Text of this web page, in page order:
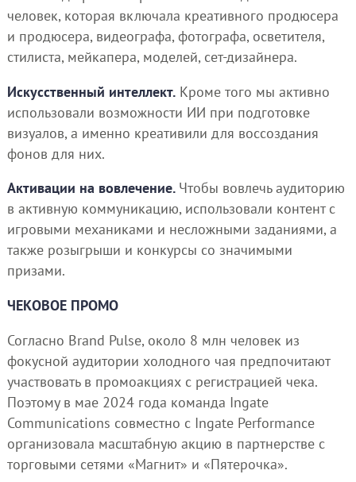
человек, которая включала креативного продюсера
и продюсера, видеографа, фотографа, осветителя,
стилиста, мейкапера, моделей, сет-дизайнера.
Искусственный интеллект.Кроме того мы активно
использовали возможности ИИ при подготовке
визуалов, а именно креативили для воссоздания
фонов для них.
Активации на вовлечение. Чтобы вовлечь аудиторию
в активную коммуникацию, использовали контент с
игровыми механиками и несложными заданиями, а
также розыгрыши и конкурсы со значимыми
призами.
ЧЕКОВОЕ ПРОМО
Согласно Brand Pulse, около 8 млн человек из
фокусной аудитории холодного чая предпочитают
участвовать в промоакциях с регистрацией чека.
Поэтому в мае 2024 года команда Ingate
Communications совместно с Ingate Performance
организовала масштабную акцию в партнерстве с
торговыми сетями «Магнит» и «Пятерочка».